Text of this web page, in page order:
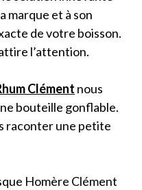
marque et à son
de votre boisson.
l’attention.
Clément nous
bouteille gonflable.
raconter une petite
Homère Clément